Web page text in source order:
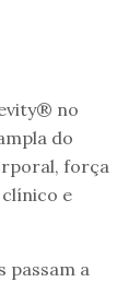
no
do
força
e
passam a